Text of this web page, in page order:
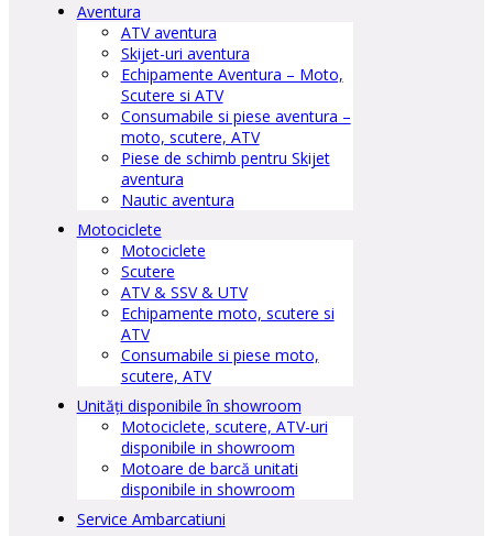
Aventura
ATV aventura
Skijet-uri aventura
Echipamente Aventura – Moto,
Scutere si ATV
Consumabile si piese aventura –
moto, scutere, ATV
Piese de schimb pentru Skijet
aventura
Nautic aventura
Motociclete
Motociclete
Scutere
ATV & SSV & UTV
Echipamente moto, scutere si
ATV
Consumabile si piese moto,
scutere, ATV
Unități disponibile în showroom
Motociclete, scutere, ATV-uri
disponibile in showroom
Motoare de barcă unitati
disponibile in showroom
Service Ambarcatiuni